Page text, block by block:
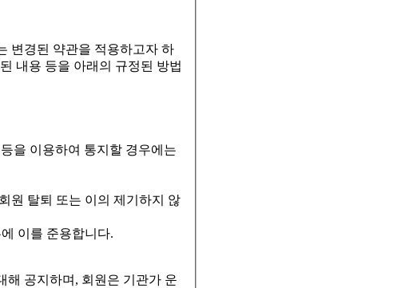
변경된 약관을 적용하고자 하
내용 등을 아래의 규정된 방법
을 이용하여 통지할 경우에는
원 탈퇴 또는 이의 제기하지 않
이를 준용합니다.
해 공지하며, 회원은 기관가 운